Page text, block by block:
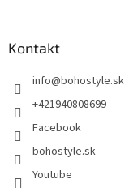
Kontakt
info@bohostyle.sk
+421940808699
Facebook
bohostyle.sk
Youtube